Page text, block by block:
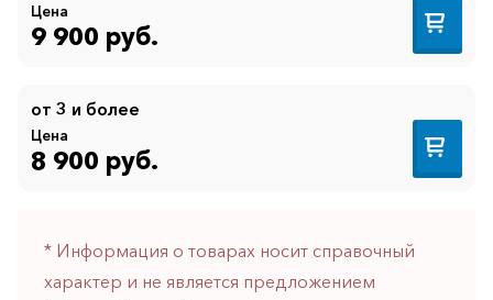
Цена
9 900 руб.
от 3 и более
Цена
8 900 руб.
* Информация о товарах носит справочный
характер и не является предложением